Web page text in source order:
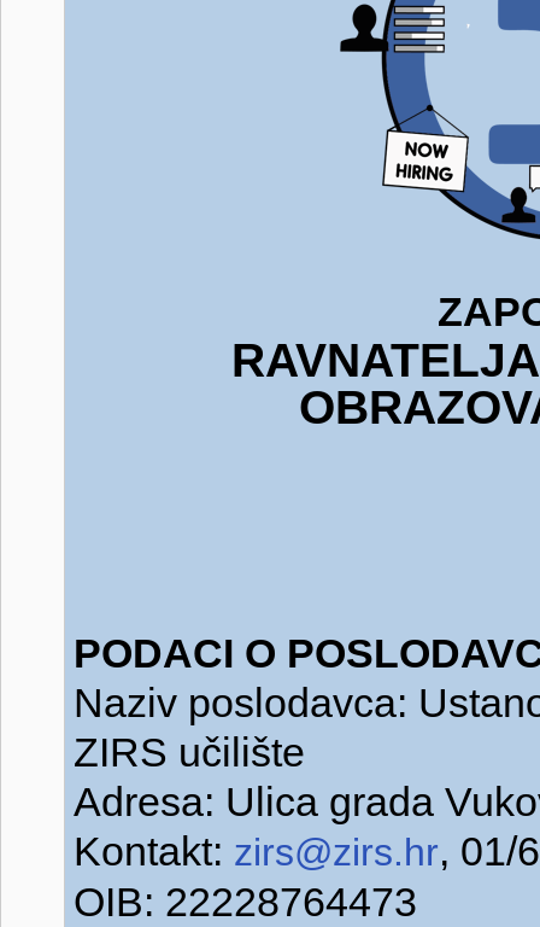
PODACI O
Naziv poslodavca:
ZIRS učilište
Adresa: Ulica grada
Kontakt: zirs@zirs.hr, 01/
OIB: 22228764473